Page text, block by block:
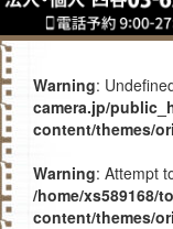
Warning:
camera.jp/
content/themes/
Warning: Attempt
/home/xs589168/
content/themes/